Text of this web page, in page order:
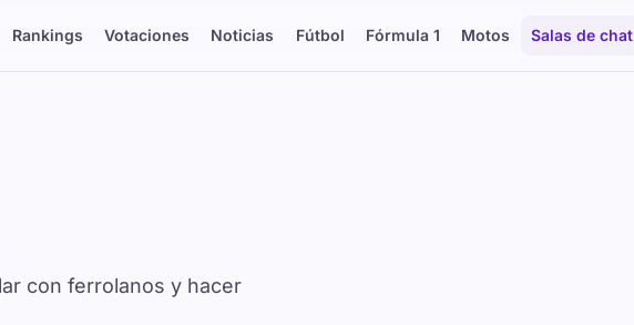
Rankings Votaciones Noticias Fútbol Fórmula 1 Motos Salas de chat
con ferrolanos y hacer